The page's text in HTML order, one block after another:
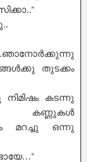
തുടക്കം
കടന്നു
കണ്ണുകൾ
മറച്ചു ഒന്നു